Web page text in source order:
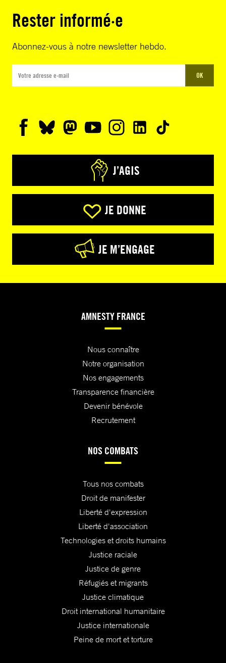
Rester informé·e
Abonnez-vous à notre newsletter hebdo.
OK
J’AGIS
JE DONNE
JE M’ENGAGE
AMNESTY FRANCE
Nous connaître
Notre organisation
Nos engagements
Transparence financière
Devenir bénévole
Recrutement
NOS COMBATS
Tous nos combats
Droit de manifester
Liberté d'expression
Liberté d'association
Technologies et droits humains
Justice raciale
Justice de genre
Réfugiés et migrants
Justice climatique
Droit international humanitaire
Justice internationale
Peine de mort et torture